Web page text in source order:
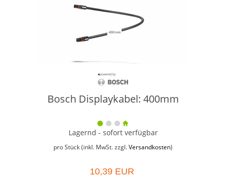
Bosch Displaykabel: 400mm
Lagernd - sofort verfügbar
pro Stück (inkl. MwSt. zzgl. Versandkosten)
10,39 EUR